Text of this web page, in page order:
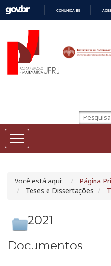
COMUNICA BR
Você está aqui:
Página
Teses e Dissertações
2021
Documentos